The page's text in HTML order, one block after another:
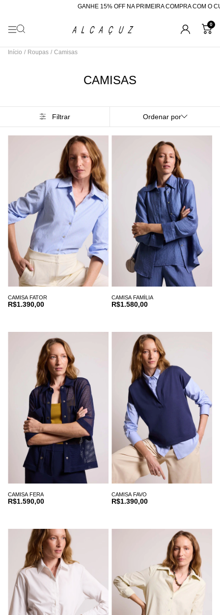
GANHE 15% OFF NA PRIMEIRA COMPRA COM O CUPOM "BEMVINDA"
0
Início / Roupas / Camisas
CAMISAS
Filtrar Ordenar por
CAMISA FATOR
R$1.390,00
CAMISA FAMÍLIA
R$1.580,00
CAMISA FERA
R$1.590,00
CAMISA FAVO
R$1.390,00